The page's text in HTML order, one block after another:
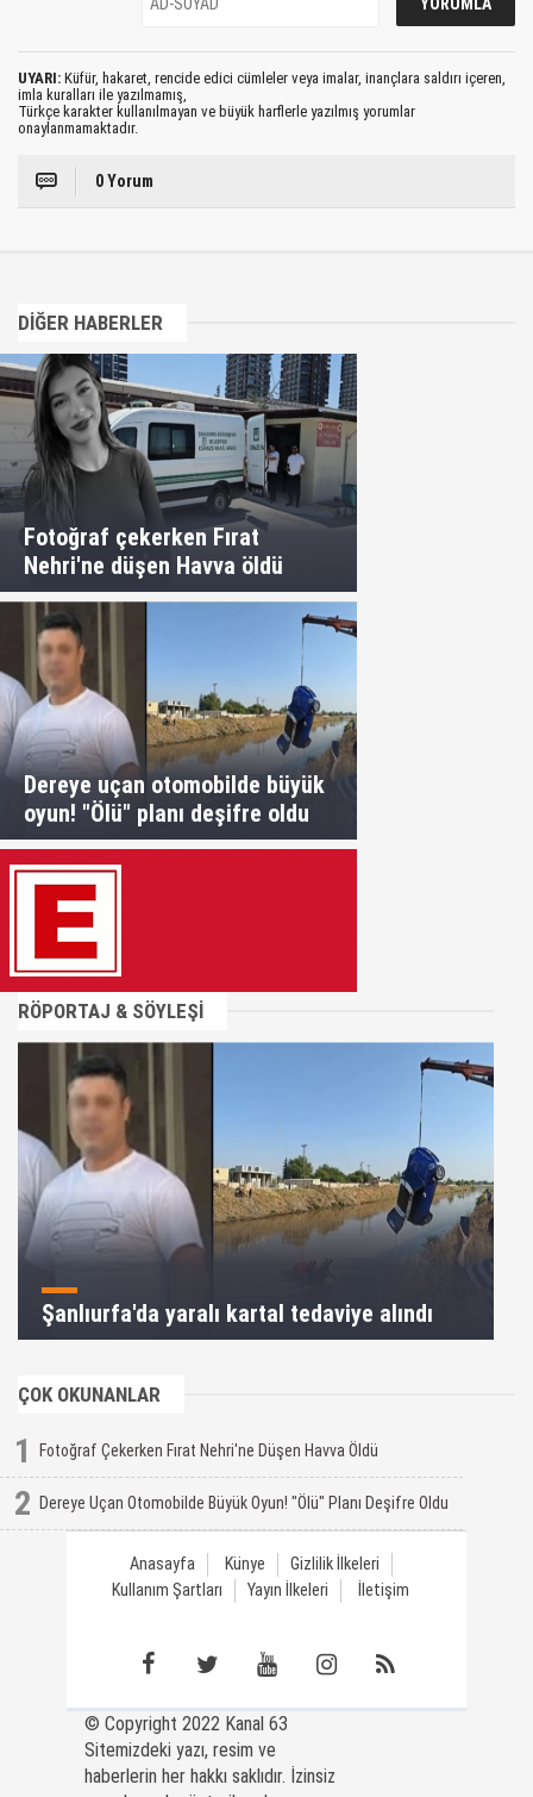
UYARI: Küfür, hakaret, rencide edici cümleler veya imalar, inançlara saldırı içeren,
imla kuralları ile yazılmamış,
Türkçe karakter kullanılmayan ve büyük harflerle yazılmış yorumlar
onaylanmamaktadır.
0 Yorum
DİĞER HABERLER
Fotoğraf çekerken Fırat
Nehri'ne düşen Havva öldü
Dereye uçan otomobilde büyük
oyun! "Ölü" planı deşifre oldu
RÖPORTAJ & SÖYLEŞİ
Şanlıurfa'da yaralı kartal tedaviye alındı
ÇOK OKUNANLAR
1 Fotoğraf Çekerken Fırat Nehri'ne Düşen Havva Öldü
2 Dereye Uçan Otomobilde Büyük Oyun! "Ölü" Planı Deşifre Oldu
Anasayfa Künye
Gizlilik İlkeleri
Kullanım Şartları
Yayın İlkeleri İletişim
© Copyright 2022 Kanal 63
Sitemizdeki yazı, resim ve
haberlerin her hakkı saklıdır. İzinsiz